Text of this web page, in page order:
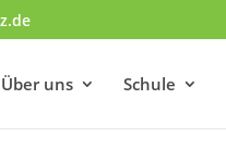
Über uns Schule